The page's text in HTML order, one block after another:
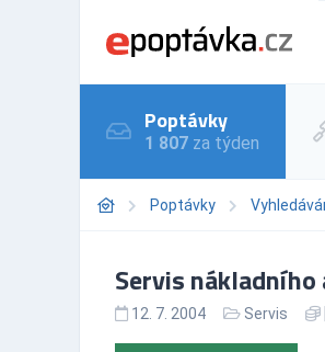
Poptávky
1 807 za týden
Poptávky
Servis
12. 7. 2004 Servis